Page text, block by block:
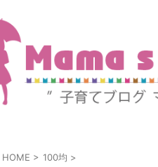
HOME > 100均 >